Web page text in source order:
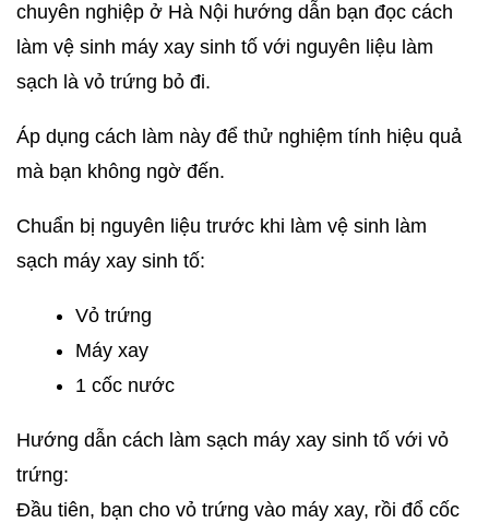
chuyên nghiệp ở Hà Nội hướng dẫn bạn đọc cách
làm vệ sinh máy xay sinh tố với nguyên liệu làm
sạch là vỏ trứng bỏ đi.
Áp dụng cách làm này để thử nghiệm tính hiệu quả
mà bạn không ngờ đến.
Chuẩn bị nguyên liệu trước khi làm vệ sinh làm
sạch máy xay sinh tố:
Vỏ trứng
Máy xay
1 cốc nước
Hướng dẫn cách làm sạch máy xay sinh tố với vỏ
trứng:
Đầu tiên, bạn cho vỏ trứng vào máy xay, rồi đổ cốc